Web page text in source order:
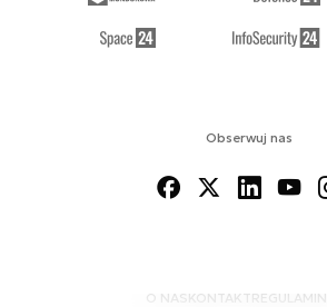
Obserwuj nas
O NAS KONTAKTREGULAMIN